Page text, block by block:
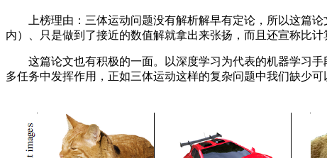
上榜理由：三体运动问题没有解析解早有定论，所以这篇论
内）、只是做到了接近的数值解就拿出来张扬，而且还宣称比
这篇论文也有积极的一面。以深度学习为代表的机器学习手
多任务中发挥作用，正如三体运动这样的复杂问题中我们缺少可